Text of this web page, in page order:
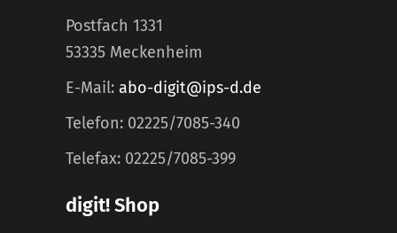
Postfach 1331
53335 Meckenheim
E-Mail: abo-digit@ips-d.de
Telefon: 02225/7085-340
Telefax: 02225/7085-399
digit! Shop